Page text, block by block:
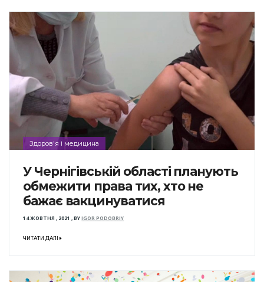
Здоров'я і медицина
У Чернігівській області планують
обмежити права тих, хто не
бажає вакцинуватися
14 ЖОВТНЯ , 2021 ,BYIGOR PODOBRIY
ЧИТАТИ ДАЛІ